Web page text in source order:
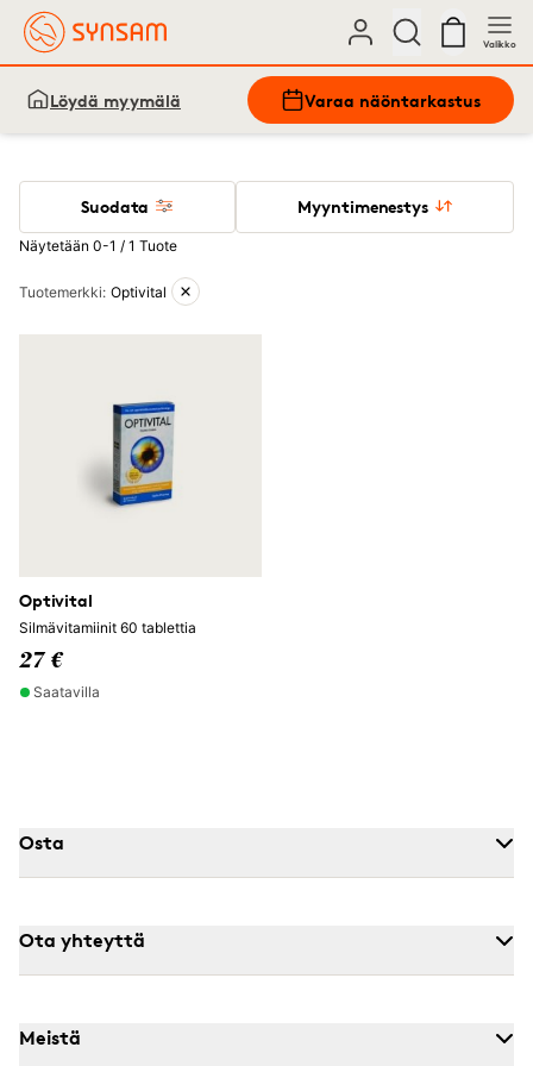
Valikko
Löydä myymälä Varaa näöntarkastus
Suodata Myyntimenestys
Näytetään 0-1 / 1 Tuote
Aktiiviset suodattimet
Tuotemerkki: Optivital
Optivital
Silmävitamiinit 60 tablettia
27 €
Saatavilla
Osta
Ota yhteyttä
Meistä